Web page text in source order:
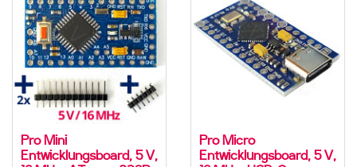
Pro Mini
Entwicklungsboard, 5 V,
Pro Micro
Entwicklungsboard, 5 V,